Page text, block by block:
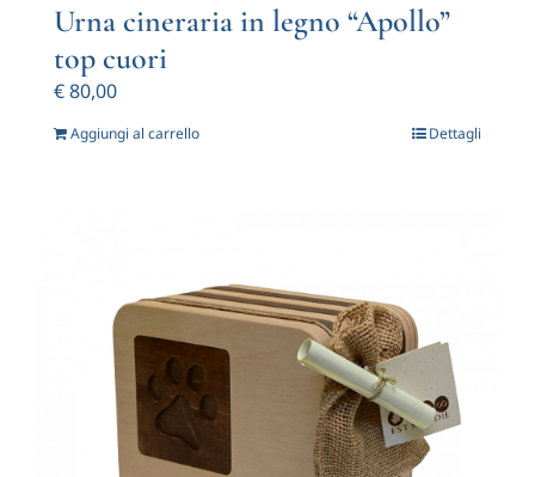
Urna cineraria in legno “Apollo”
top cuori
€80,00
Aggiungi al carrello Dettagli